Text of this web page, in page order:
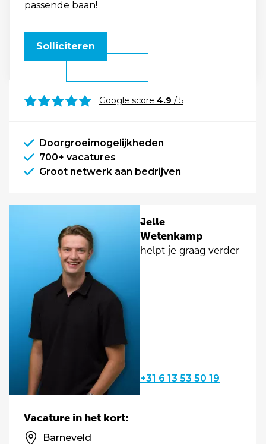
passende baan!
Solliciteren
Google score 4.9 / 5
Doorgroeimogelijkheden
700+ vacatures
Groot netwerk aan bedrijven
Jelle
Wetenkamp
helpt je graag verder
+31 6 13 53 50 19
Vacature in het kort:
Barneveld